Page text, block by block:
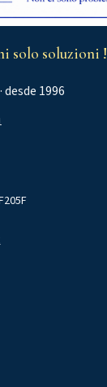
solo soluzioni !
desde 1996